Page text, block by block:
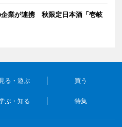
企業が連携 秋限定日本酒「壱岐
見る・遊ぶ 買う
ぶ・知る 特集